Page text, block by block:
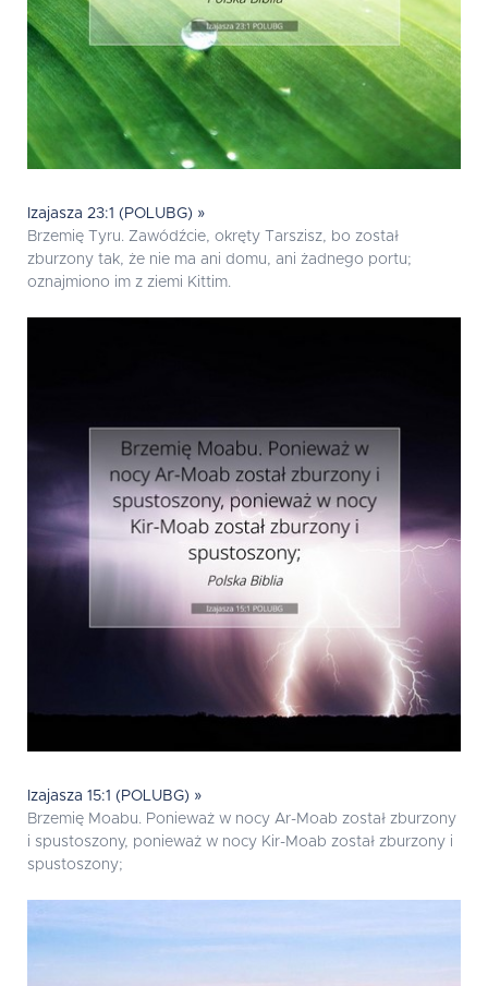
Izajasza 23:1 (POLUBG) »
Brzemię Tyru. Zawódźcie, okręty Tarszisz, bo został
zburzony tak, że nie ma ani domu, ani żadnego portu;
oznajmiono im z ziemi Kittim.
Izajasza 15:1 (POLUBG) »
Brzemię Moabu. Ponieważ w nocy Ar-Moab został zburzony
i spustoszony, ponieważ w nocy Kir-Moab został zburzony i
spustoszony;